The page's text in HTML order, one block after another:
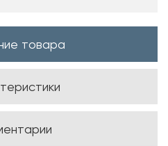
товара